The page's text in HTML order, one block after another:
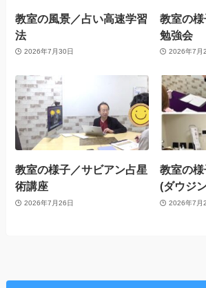
教室の風景／占い高速学習
法
2026年7月30日
教室の
勉強会
2026年7月
教室の様子／サビアン占星
術講座
2026年7月26日
教室の
(ダウジ
2026年7月